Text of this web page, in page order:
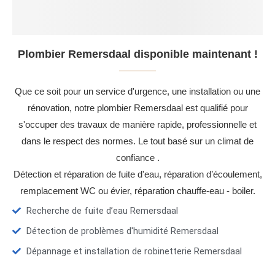
Plombier Remersdaal disponible maintenant !
Que ce soit pour un service d'urgence, une installation ou une
rénovation, notre plombier Remersdaal est qualifié pour
s'occuper des travaux de manière rapide, professionnelle et
dans le respect des normes. Le tout basé sur un climat de
confiance .
Détection et réparation de fuite d'eau, réparation d’écoulement,
remplacement WC ou évier, réparation chauffe-eau - boiler.
Recherche de fuite d’eau Remersdaal
Détection de problèmes d'humidité Remersdaal
Dépannage et installation de robinetterie Remersdaal